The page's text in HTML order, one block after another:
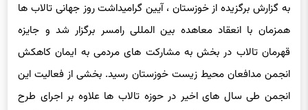
به گزارش برگزیده از خوزستان ، آیین گرامیداشت روز جهانی تالاب ها
همزمان با انعقاد معاهده بین المللی رامسر برگزار شد و جایزه
قهرمان تالاب در بخش به مشارکت های مردمی به ایمان کاهکش
انجمن مدافعان محیط زیست خوزستان رسید. بخشی از فعالیت این
انجمن طی سال های اخیر در حوزه تالاب ها علاوه بر اجرای طرح